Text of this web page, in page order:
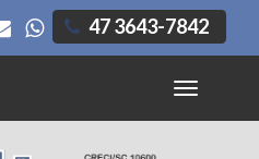
47 3643-7842
Toggle